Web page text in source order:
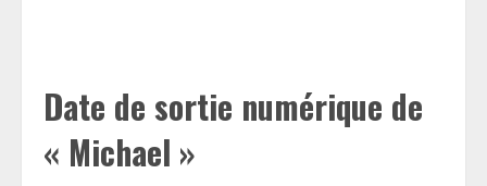
Date de sortie numérique de
« Michael »